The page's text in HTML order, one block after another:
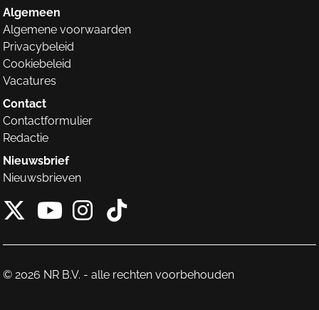
Algemeen
Algemene voorwaarden
Privacybeleid
Cookiebeleid
Vacatures
Contact
Contactformulier
Redactie
Nieuwsbrief
Nieuwsbrieven
X van NieuwRechts
Instagram van
Tiktok van
© 2026 NR B.V. - alle rechten voorbehouden